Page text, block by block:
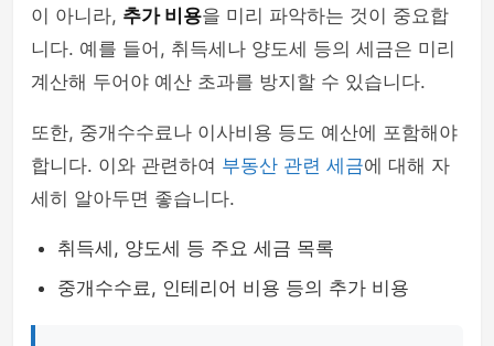
이 아니라, 추가 비용을 미리 파악하는 것이 중요합
니다. 예를 들어, 취득세나 양도세 등의 세금은 미리
계산해 두어야 예산 초과를 방지할 수 있습니다.
또한, 중개수수료나 이사비용 등도 예산에 포함해야
합니다. 이와 관련하여 부동산 관련 세금에 대해 자
세히 알아두면 좋습니다.
취득세, 양도세 등 주요 세금 목록
중개수수료, 인테리어 비용 등의 추가 비용